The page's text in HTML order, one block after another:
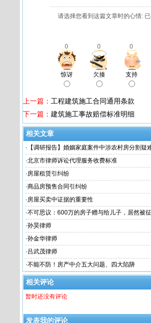
请选择您看到这篇文章时的心情:
0 0 0
惊讶 欠揍 支持
上一篇： 工程建筑施工合同通用条款
下一篇： 建筑施工事故赔偿标准明细
相关文章
· 【调研报告】婚姻家庭案件中涉农村房分割疑
·北京市律师诉讼代理服务收费标准
·房屋租赁引纠纷
·商品房预售合同引纠纷
·房屋买卖中证据的重要性
·不可思议：600万的房子赠与给儿子，居然被
将房产“赠与”给子女还不如“卖”给子女？
·孙昊律师
·孙金华律师
·吕武茂律师
·不能不防！房产中介五大问题、四大陷阱
相关评论
暂时还没有评论
发表我的评论